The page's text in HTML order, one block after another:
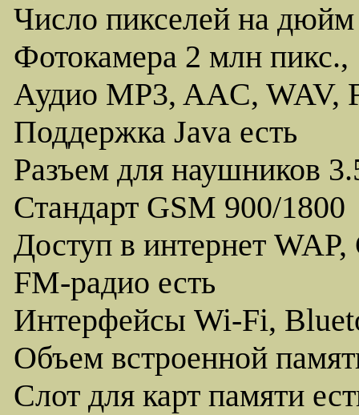
Число пикселей на
Фотокамера 2 млн пикс.,
Аудио MP3, AAC, WAV,
Поддержка Java есть
Разъем для наушников
Стандарт GSM 900/1800
Доступ в интернет WAP,
FM-радио есть
Интерфейсы Wi-Fi,
Объем встроенной
Слот для карт памяти